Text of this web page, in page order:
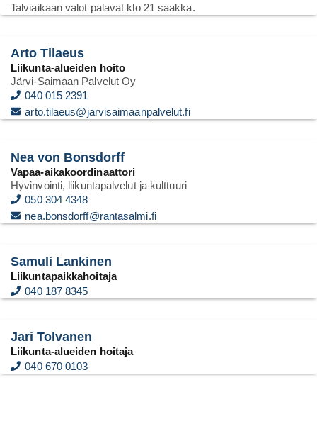
Talviaikaan valot palavat klo 21 saakka.
Arto Tilaeus
Liikunta-alueiden hoito
Järvi-Saimaan Palvelut Oy
040 015 2391
arto.tilaeus@jarvisaimaanpalvelut.fi
Nea von Bonsdorff
Vapaa-aikakoordinaattori
Hyvinvointi, liikuntapalvelut ja kulttuuri
050 304 4348
nea.bonsdorff@rantasalmi.fi
Samuli Lankinen
Liikuntapaikkahoitaja
040 187 8345
Jari Tolvanen
Liikunta-alueiden hoitaja
040 670 0103